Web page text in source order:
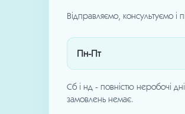
Відправляємо, консультуємо і
Пн-Пт
Сб і нд - повністю неробочі
замовлень немає.